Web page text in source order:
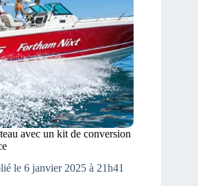
avec un kit de conversion
le 6 janvier 2025 à 21h41